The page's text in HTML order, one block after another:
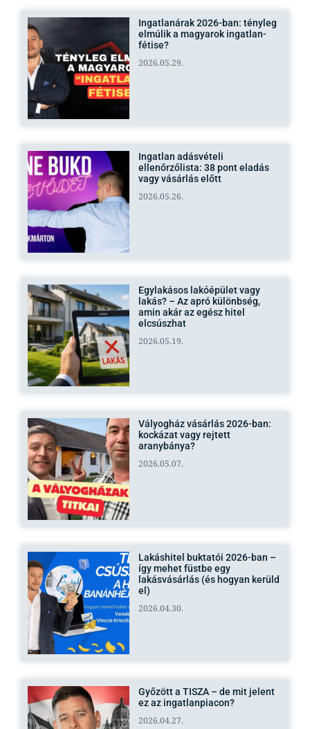
Ingatlanárak 2026-ban: tényleg
elmúlik a magyarok ingatlan-
fétise?
2026.05.29.
Ingatlan adásvételi
ellenőrzőlista: 38 pont eladás
vagy vásárlás előtt
2026.05.26.
Egylakásos lakóépület vagy
lakás? – Az apró különbség,
amin akár az egész hitel
elcsúszhat
2026.05.19.
Vályogház vásárlás 2026-ban:
kockázat vagy rejtett
aranybánya?
2026.05.07.
Lakáshitel buktatói 2026-ban –
így mehet füstbe egy
lakásvásárlás (és hogyan kerüld
el)
2026.04.30.
Győzött a TISZA – de mit jelent
ez az ingatlanpiacon?
2026.04.27.